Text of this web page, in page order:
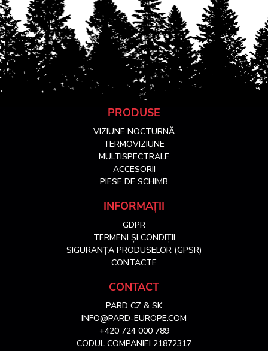
PRODUSE
VIZIUNE NOCTURNĂ
TERMOVIZIUNE
MULTISPECTRALE
ACCESORII
PIESE DE SCHIMB
INFORMAȚII
GDPR
TERMENI ȘI CONDIȚII
SIGURANȚA PRODUSELOR (GPSR)
CONTACTE
CONTACT
PARD CZ & SK
INFO@PARD-EUROPE.COM
+420 724 000 789
CODUL COMPANIEI 21872317